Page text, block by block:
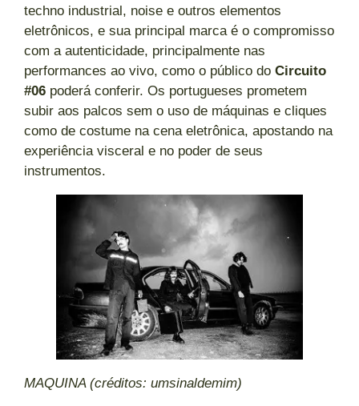
techno industrial, noise e outros elementos
eletrônicos, e sua principal marca é o compromisso
com a autenticidade, principalmente nas
performances ao vivo, como o público do Circuito
#06 poderá conferir. Os portugueses prometem
subir aos palcos sem o uso de máquinas e cliques
como de costume na cena eletrônica, apostando na
experiência visceral e no poder de seus
instrumentos.
MAQUINA (créditos: umsinaldemim)